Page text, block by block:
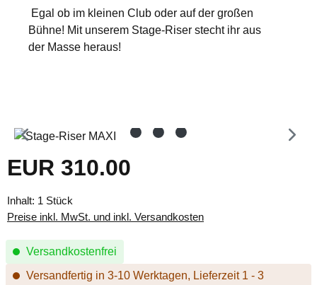
Egal ob im kleinen Club oder auf der großen
Bühne! Mit unserem Stage-Riser stecht ihr aus
der Masse heraus!
Bildergalerie überspringen
Regulärer Preis:
EUR 310.00
Inhalt: 1 Stück
Preise inkl. MwSt. und inkl. Versandkosten
Versandkostenfrei
Versandfertig in 3-10 Werktagen, Lieferzeit 1 - 3